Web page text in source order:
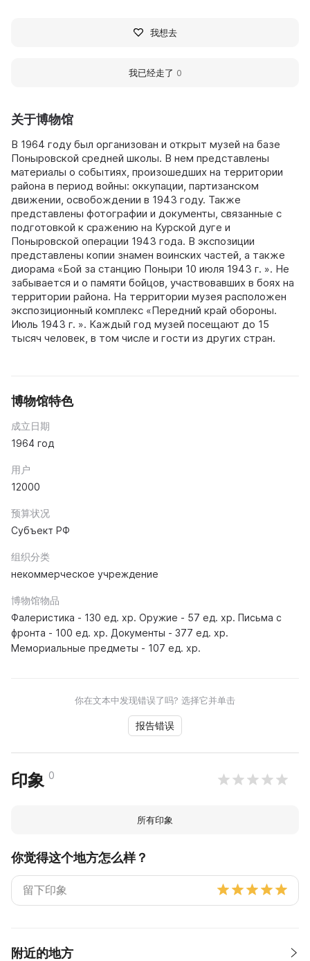
关于博物馆
В 1964 году был организован и открыт музей на базе
Поныровской средней школы. В нем представлены
материалы о событиях, произошедших на территории
района в период войны: оккупации, партизанском
движении, освобождении в 1943 году. Также
представлены фотографии и документы, связанные с
подготовкой к сражению на Курской дуге и
Поныровской операции 1943 года. В экспозиции
представлены копии знамен воинских частей, а также
диорама «Бой за станцию Поныри 10 июля 1943 г. ». Не
забывается и о памяти бойцов, участвовавших в боях на
территории района. На территории музея расположен
экспозиционный комплекс «Передний край обороны.
Июль 1943 г. ». Каждый год музей посещают до 15
тысяч человек, в том числе и гости из других стран.
博物馆特色
成立日期
1964 год
用户
12000
预算状况
Субъект РФ
组织分类
некоммерческое учреждение
博物馆物品
Фалеристика - 130 ед. хр. Оружие - 57 ед. хр. Письма с
фронта - 100 ед. хр. Документы - 377 ед. хр.
Мемориальные предметы - 107 ед. хр.
你在文本中发现错误了吗? 选择它并单击
报告错误
印象 0
所有印象
你觉得这个地方怎么样？
附近的地方
我想去
我已经走了 0